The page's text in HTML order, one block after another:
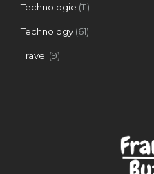
Technologie (11)
Technology (61)
Travel (9)